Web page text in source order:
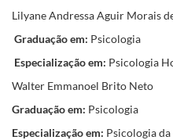
Lilyane Andressa Aguir Morais
Graduação em: Psicologia
Especialização em: Psicologia
Walter Emmanoel Brito Neto
Graduação em: Psicologia
Especialização em: Psicologia